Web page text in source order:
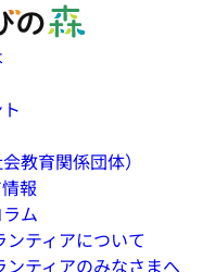
教育関係団体）
報
ム
ンティアについて
ンティアのみなさまへ